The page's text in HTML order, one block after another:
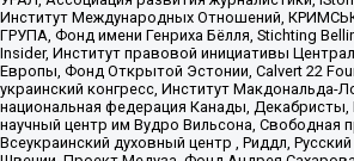
Институт Международных Отношений,
ГРУПА, Фонд имени Генриха Бёлля, Stichting
Insider, Институт правовой инициативы
Европы, Фонд Открытой Эстонии, Calvert 22
украинский конгресс, Институт Макдональда-
национальная федерация Канады,
научный центр им Вудро Вильсона, Свободная
Всеукраинский духовный центр , Риддл,